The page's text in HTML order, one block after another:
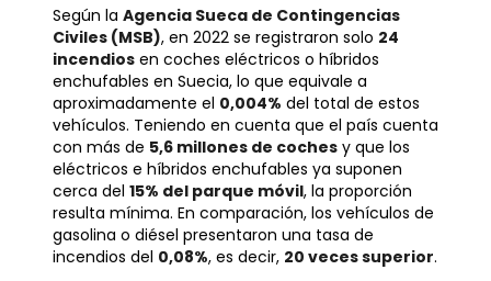
Según la Agencia Sueca de Contingencias
Civiles (MSB), en 2022 se registraron solo 24
incendios en coches eléctricos o híbridos
enchufables en Suecia, lo que equivale a
aproximadamente el 0,004% del total de estos
vehículos. Teniendo en cuenta que el país cuenta
con más de 5,6 millones de coches y que los
eléctricos e híbridos enchufables ya suponen
cerca del 15% del parque móvil, la proporción
resulta mínima. En comparación, los vehículos de
gasolina o diésel presentaron una tasa de
incendios del 0,08%, es decir, 20 veces superior.